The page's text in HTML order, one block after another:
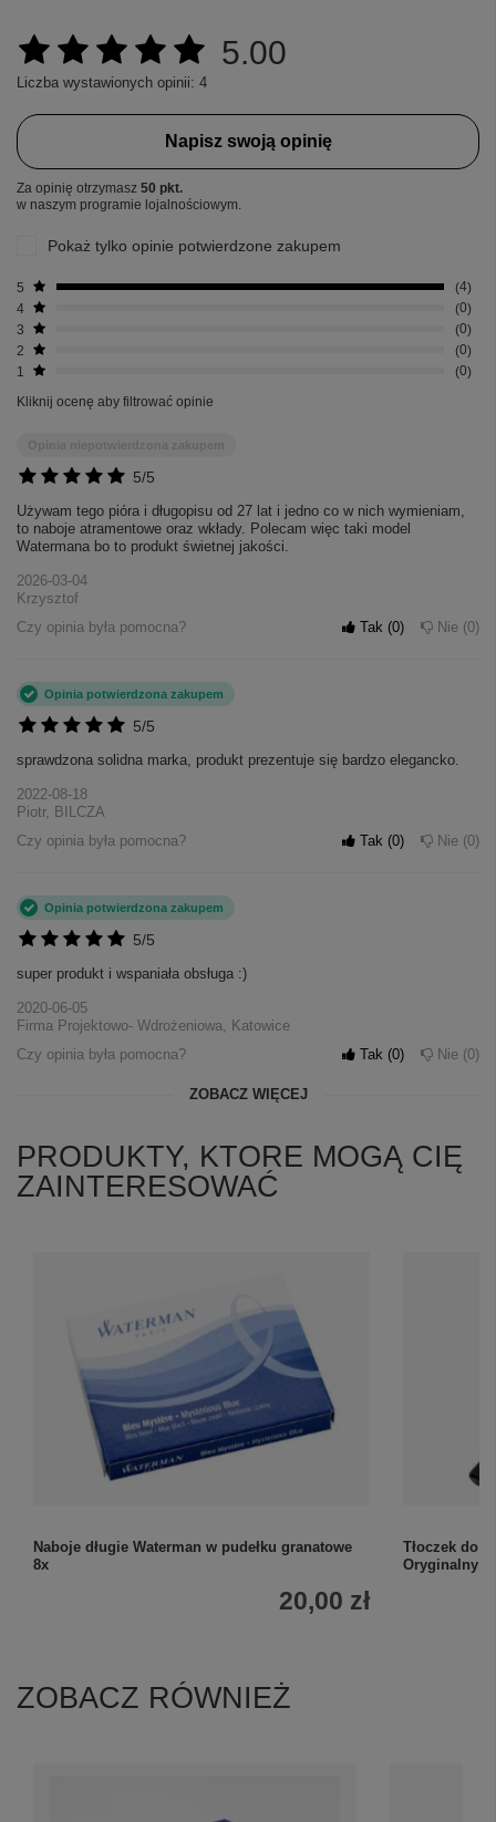
5.00
Liczba wystawionych opinii: 4
Napisz swoją opinię
Za opinię otrzymasz 50 pkt.
w naszym programie lojalnościowym.
Pokaż tylko opinie potwierdzone zakupem
5
4
4
0
3
0
2
0
1
0
Kliknij ocenę aby filtrować opinie
5/5
Używam tego pióra i długopisu od 27 lat i jedno co w nich wymieniam,
to naboje atramentowe oraz wkłady. Polecam więc taki model
Watermana bo to produkt świetnej jakości.
2026-03-04
Krzysztof
Czy opinia była pomocna?
Tak 0 Nie 0
5/5
Opinia potwierdzona zakupem
sprawdzona solidna marka, produkt prezentuje się bardzo elegancko.
2022-08-18
Piotr, BILCZA
Czy opinia była pomocna?
Tak 0 Nie 0
5/5
Opinia potwierdzona zakupem
super produkt i wspaniała obsługa :)
2020-06-05
Firma Projektowo- Wdrożeniowa, Katowice
Czy opinia była pomocna?
Tak 0 Nie 0
ZOBACZ WIĘCEJ
PRODUKTY, KTORE MOGĄ CIĘ
ZAINTERESOWAĆ
Naboje długie Waterman w pudełku granatowe
8x
20,00 zł
Tłoczek do
Oryginalny
ZOBACZ RÓWNIEŻ